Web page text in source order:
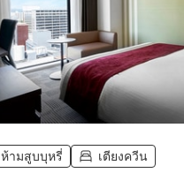
ห้ามสูบบุหรี่ เตียงควีน